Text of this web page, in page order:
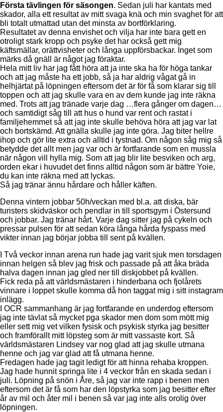
Första tävlingen för säsongen. Sedan juli har kantats med
skador, alla ett resultat av mitt svaga knä och min svaghet för att
bli totalt utmattad utan det minsta av bortförklaring.
Resultatet av denna envishet och vilja har inte bara gett en
otroligt stark kropp och psyke det har också gett mig
käftsmällar, orättvisheter och långa uppförsbackar. Inget som
märks då gnäll är något jag föraktar.
Hela mitt liv har jag fått höra att ja inte ska ha för höga tankar
och att jag måste ha ett jobb, så ja har aldrig vågat gå in
helhjärtat på löpningen eftersom det är för få som klarar sig till
toppen och att jag skulle vara en av dem kunde jag inte räkna
med. Trots att jag tränade varje dag …flera gånger om dagen…
och samtidigt såg till att hus o hund var rent och rastat i
familjehemmet så att jag inte skulle behöva höra att jag var lat
och bortskämd. Att gnälla skulle jag inte göra. Jag biter hellre
ihop och gör lite extra och alltid i tystnad. Om någon såg mig så
betydde det allt men jag var och är fortfarande som en mussla
när någon vill hylla mig. Som att jag blir lite besviken och arg,
orden ekar i huvudet det finns alltid någon som är bättre Yoie,
du kan inte räkna med att lyckas.
Så jag tränar ännu hårdare och håller käften.
Denna vintern jobbar 50h/veckan med bl.a. att diska, bär
turisters skidväskor och pendlar in till sportsgym i Östersund
och jobbar. Jag tränar hårt. Varje dag sitter jag på cykeln och
pressar pulsen för att sedan köra långa hårda fyspass med
vikter innan jag börjar jobba till sent på kvällen.
I Två veckor innan arena run hade jag varit sjuk men torsdagen
innan helgen så blev jag frisk och passade på att åka bräda
halva dagen innan jag gled ner till diskjobbet på kvällen.
Fick reda på att världsmästaren i hinderbana och fjolårets
vinnare i loppet skulle komma då hon taggat mig i sitt instagram
inlägg.
I OCR sammanhang är jag fortfarande en underdog eftersom
jag inte tävlat så mycket pga skador men dom som mött mig
eller sett mig vet vilken fysisk och psykisk styrka jag besitter
och framförallt mitt löpsteg som är mitt vassaste kort. Så
världsmästaren Lindsey var nog glad att jag skulle utmana
henne och jag var glad att få utmana henne.
Fredagen hade jag tagit ledigt för att hinna rehaba kroppen.
Jag hade hunnit springa lite i 4 veckor från en skada sedan i
juli. Löpning på snön i Åre, så jag var inte rapp i benen men
eftersom det är få som har den löpstyrka som jag besitter efter
år av mil och åter mil i benen så var jag inte alls orolig över
löpningen.